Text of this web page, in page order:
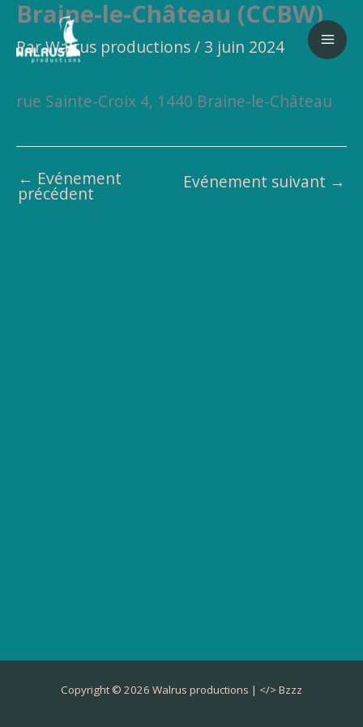
Aller
contenu
Braine-le-Château (CCBW)
ParWalrus productions/ 3 juin 2024
rue Sainte-Croix 4, 1440 Braine-le-Château
← Evénement
précédent
Evénement suivant →
Copyright © 2026 Walrus productions | </>Bzzz